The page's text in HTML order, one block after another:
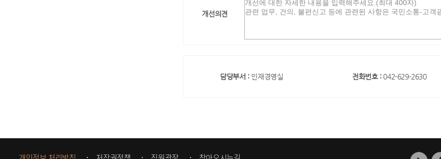
개선의견
담당부서 : 인재경영실 전화번호 : 042-629-2630